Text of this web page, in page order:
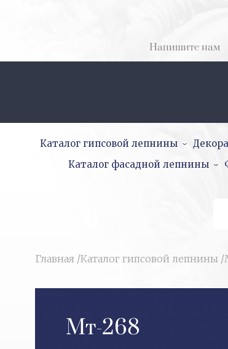
Напишите нам
Каталог гипсовой лепнины
Каталог фасадной лепнины
Главная /Каталог гипсовой лепнины /
Мт-268